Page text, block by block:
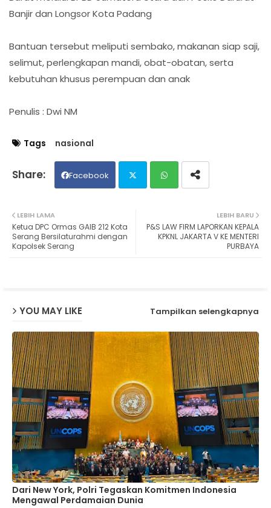
Banjir dan Longsor Kota Padang
Bantuan tersebut meliputi sembako, makanan siap saji,
selimut, perlengkapan mandi, obat-obatan, serta
kebutuhan khusus perempuan dan anak
Penulis : Dwi NM
Tags nasional
Facebook
ats
LEBIH BARU
P&S LAW FIRM LAPORKAN KEPALA
KPKNL JAKARTA V KE MENTERI
PURBAYA
LEBIH LAMA
Ketua DPC Ormas GAIB 212 Kota
Serang Bersilaturahmi dengan
Kapolsek Serang
YOU MAY LIKE Tampilkan selengkapnya
Dari New York, Polri Tegaskan Komitmen Indonesia
Mengawal Perdamaian Dunia